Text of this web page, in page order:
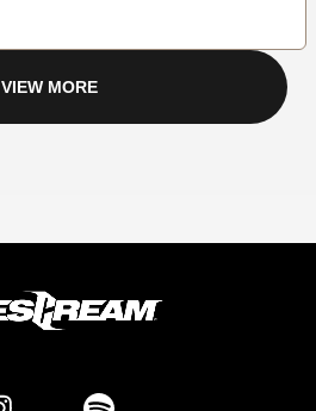
VIEW MORE